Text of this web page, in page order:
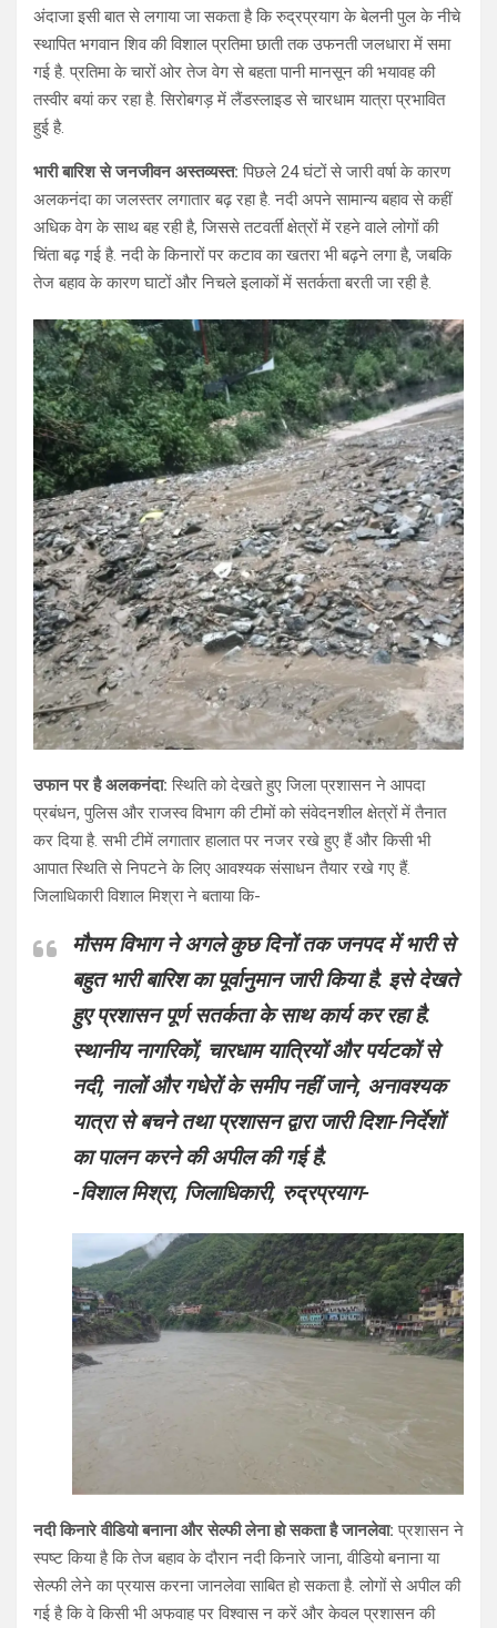
अंदाजा इसी बात से लगाया जा सकता है कि रुद्रप्रयाग के बेलनी पुल के नीचे
स्थापित भगवान शिव की विशाल प्रतिमा छाती तक उफनती जलधारा में समा
गई है. प्रतिमा के चारों ओर तेज वेग से बहता पानी मानसून की भयावह की
तस्वीर बयां कर रहा है. सिरोबगड़ में लैंडस्लाइड से चारधाम यात्रा प्रभावित
हुई है.
भारी बारिश से जनजीवन अस्तव्यस्त: पिछले 24 घंटों से जारी वर्षा के कारण
अलकनंदा का जलस्तर लगातार बढ़ रहा है. नदी अपने सामान्य बहाव से कहीं
अधिक वेग के साथ बह रही है, जिससे तटवर्ती क्षेत्रों में रहने वाले लोगों की
चिंता बढ़ गई है. नदी के किनारों पर कटाव का खतरा भी बढ़ने लगा है, जबकि
तेज बहाव के कारण घाटों और निचले इलाकों में सतर्कता बरती जा रही है.
उफान पर है अलकनंदा:स्थिति को देखते हुए जिला प्रशासन ने आपदा
प्रबंधन, पुलिस और राजस्व विभाग की टीमों को संवेदनशील क्षेत्रों में तैनात
कर दिया है. सभी टीमें लगातार हालात पर नजर रखे हुए हैं और किसी भी
आपात स्थिति से निपटने के लिए आवश्यक संसाधन तैयार रखे गए हैं.
जिलाधिकारी विशाल मिश्रा ने बताया कि-
मौसम विभाग ने अगले कुछ दिनों तक जनपद में भारी से
बहुत भारी बारिश का पूर्वानुमान जारी किया है. इसे देखते
हुए प्रशासन पूर्ण सतर्कता के साथ कार्य कर रहा है.
स्थानीय नागरिकों, चारधाम यात्रियों और पर्यटकों से
नदी, नालों और गधेरों के समीप नहीं जाने, अनावश्यक
यात्रा से बचने तथा प्रशासन द्वारा जारी दिशा-निर्देशों
का पालन करने की अपील की गई है.
-विशाल मिश्रा, जिलाधिकारी, रुद्रप्रयाग-
नदी किनारे वीडियो बनाना और सेल्फी लेना हो सकता है जानलेवा:प्रशासन ने
स्पष्ट किया है कि तेज बहाव के दौरान नदी किनारे जाना, वीडियो बनाना या
सेल्फी लेने का प्रयास करना जानलेवा साबित हो सकता है. लोगों से अपील की
गई है कि वे किसी भी अफवाह पर विश्वास न करें और केवल प्रशासन की